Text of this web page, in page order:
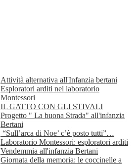
Attività alternativa all'Infanzia bertani
Esploratori arditi nel laboratorio
Montessori
IL GATTO CON GLI STIVALI
Progetto " La buona Strada" all'infanzia
Bertani
“Sull’arca di Noe’ c’è posto tutti”…
Laboratorio Montessori: esploratori arditi
Vendemmia all'infanzia Bertani
Giornata della memoria: le coccinelle a